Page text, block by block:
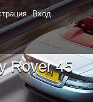
Вход
Rover 45